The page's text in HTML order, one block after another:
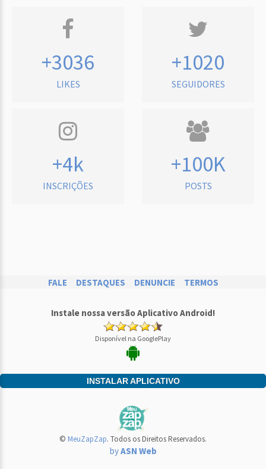
+3036
LIKES
+1020
SEGUIDORES
+4k
INSCRIÇÕES
+100K
POSTS
FALE DESTAQUES DENUNCIE TERMOS
Instale nossa versão Aplicativo Android!
Disponível na GooglePlay
INSTALAR APLICATIVO
© MeuZapZap. Todos os Direitos Reservados.
byASN Web